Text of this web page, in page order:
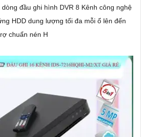
đầu ghi hình DVR 8 Kênh công nghệ
HDD dung lượng tối đa mỗi ổ lên đến
trợ chuẩn nén H